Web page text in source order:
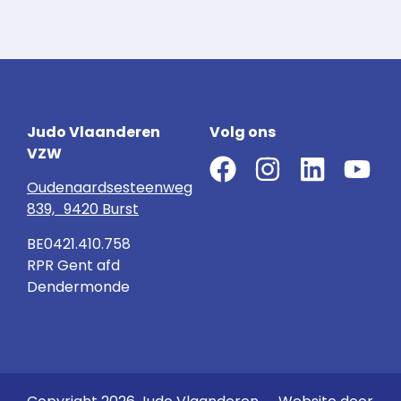
Judo Vlaanderen
VZW
Oudenaardsesteenweg
839, 9420 Burst
BE0421.410.758
RPR Gent afd
Dendermonde
Volg ons